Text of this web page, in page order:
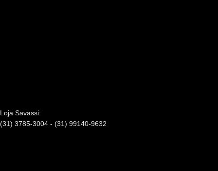
Loja Savassi:
(31) 3785-3004 - (31) 99140-9632